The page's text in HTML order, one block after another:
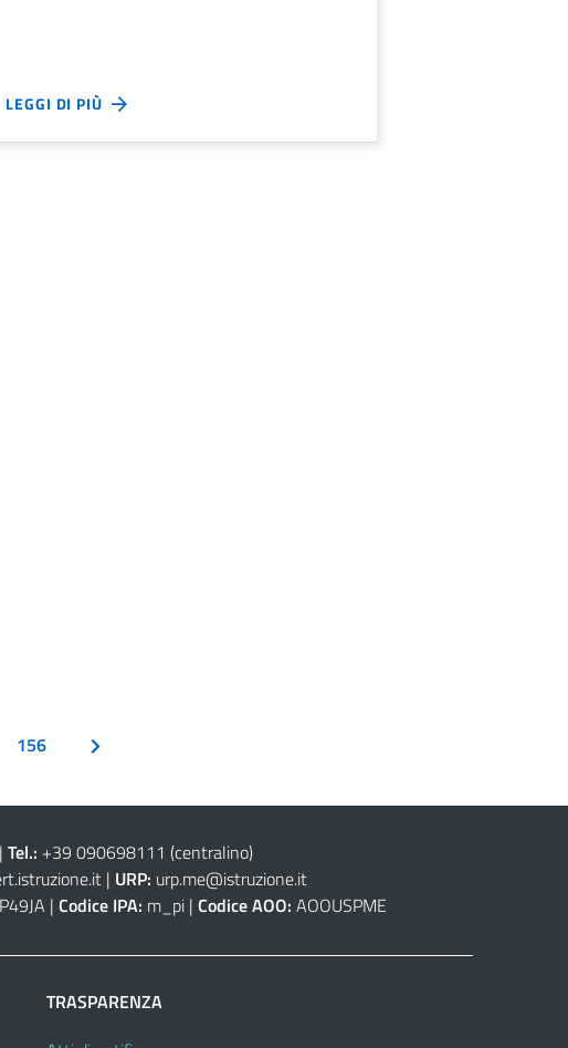
LEGGI DI PIÙ
156
Tel.: +39 090698111 (centralino)
| URP: urp.me@istruzione.it
| Codice IPA: m_pi | Codice AOO: AOOUSPME
TRASPARENZA